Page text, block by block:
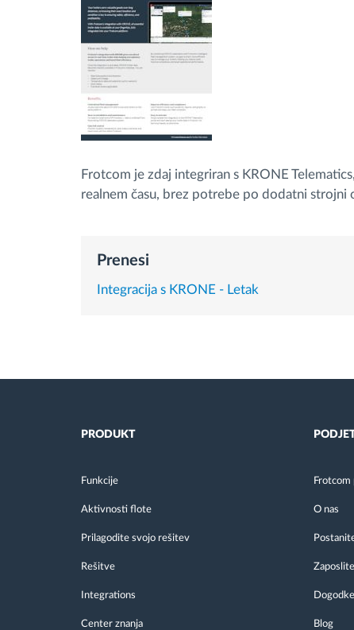
Upravljanje porabe goriva
Načrtovanje in spremljanje poti
Samodejno prepoznavanje voznika
Frotcom je zdaj integriran s KRONE
realnem času, brez potrebe po dodatni strojni
Prenesi
Integracija s KRONE - Letak
PRODUKT
Funkcije
Aktivnosti flote
Prilagodite svojo rešitev
Rešitve
Integrations
Center znanja
Frotcom
O nas
Dogodke
Blog